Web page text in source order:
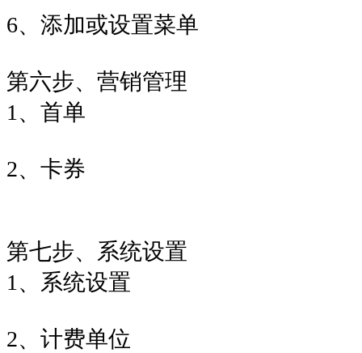
6、添加或设置菜单
第六步、营销管理
1、首单
2、卡券
第七步、系统设置
1、系统设置
2、计费单位